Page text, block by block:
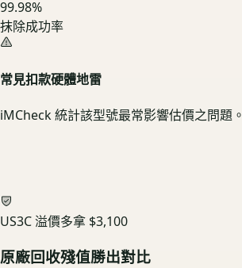
99.98%
抹除成功率
常見扣款硬體地雷
iMCheck 統計該型號最常影響估價之問題。
US3C 溢價多拿 $3,100
原廠回收殘值勝出對比